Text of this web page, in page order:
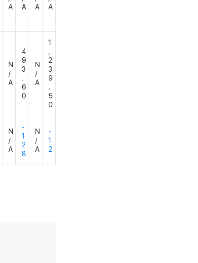
A
A
A
A
N
/
A
4
9
3
.
6
0
N
/
A
1
2
3
9
.
5
0
N
/
A
-
1
2
8
N
/
A
-
1
2